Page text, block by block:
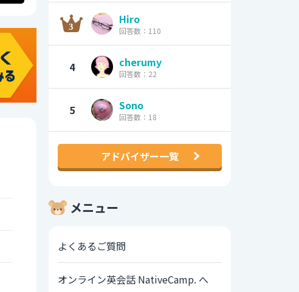
Hiro
回答数：110
4 cherumy
回答数：22
5 Sono
回答数：18
アドバイザー一覧
メニュー
よくあるご質問
オンライン英会話 NativeCamp. へ